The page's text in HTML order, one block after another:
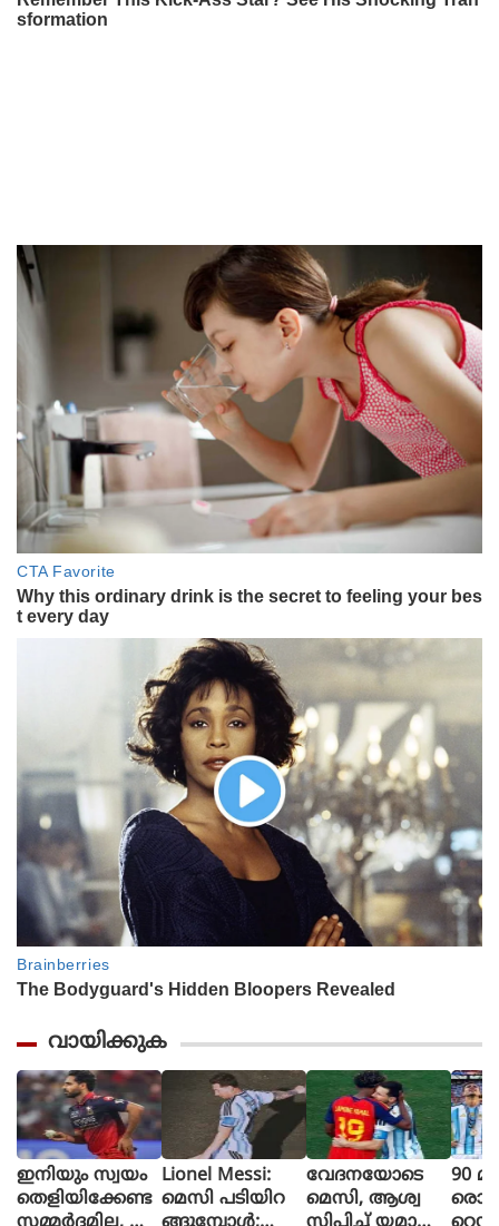
വായിക്കുക
ഇനിയും സ്വയം
തെളിയിക്കേണ്ട
Lionel Messi:
മെസി പടിയിറ
വേദനയോടെ
മെസി, ആശ്വ
90
രൊറ്റ